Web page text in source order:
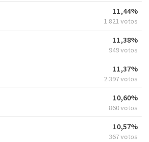
11,44%
1.821 votos
11,38%
949 votos
11,37%
2.397 votos
10,60%
860 votos
10,57%
367 votos